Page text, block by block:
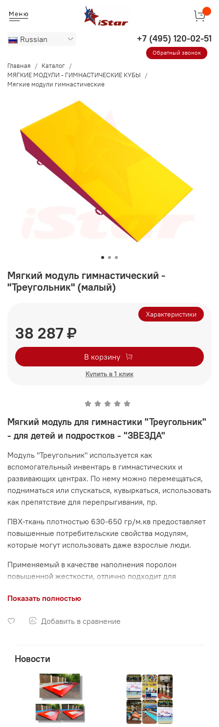
Russian
Обратный звонок
Главная
Каталог
МЯГКИЕ МОДУЛИ - ГИМНАСТИЧЕСКИЕ КУБЫ
Мягкие модули гимнастические
Мягкий модуль гимнастический -
"Треугольник" (малый)
Добавить в сравнение
38 287 ₽
В корзину
Купить в 1 клик
Характеристики
Мягкий модуль для гимнастики "Треугольник"
- для детей и подростков - "ЗВЕЗДА"
Модуль "Треугольник" используется как
вспомогательный инвентарь в гимнастических и
развивающих центрах. По нему можно перемещаться,
подниматься или спускаться, кувыркаться, использовать
как препятствие для перепрыгивания, пр.
ПВХ-ткань плотностью 630-650 гр/м.кв предоставляет
повышенные потребительские свойства модулям,
которые могут использовать даже взрослые люди.
Применяемый в качестве наполнения поролон
повышенной жесткости, отлично подходит для
разных возрастов, лечебной физкультуры (ЛФК).
ТОВАР СООТВЕТСТВУЕТ ЕВРОПЕЙСКОМУ СТАНДАРТУ.
Показать полностью
Новости